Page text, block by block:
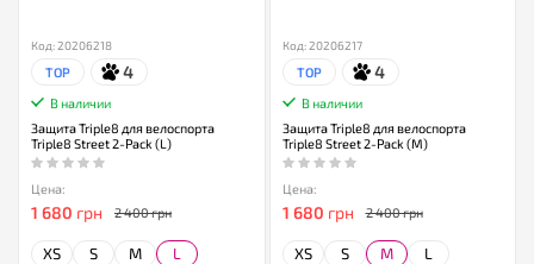
Код: 20206218
TOP 4
В наличии
Защита Triple8 для велоспорта
Triple8 Street 2-Pack (L)
Цена:
1 680 грн 2 400 грн
XS S M L
Код: 20206217
TOP 4
В наличии
Защита Triple8 для велоспорта
Triple8 Street 2-Pack (M)
Цена:
1 680 грн 2 400 грн
XS S M L